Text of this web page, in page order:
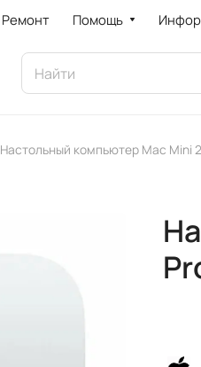
Ремонт Помощь
Настольный компьютер Mac Mini